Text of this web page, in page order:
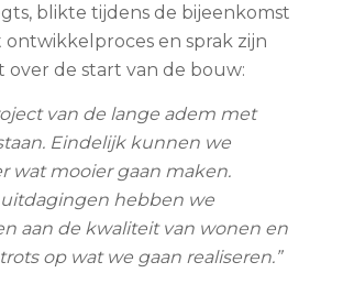
blikte tijdens de bijeenkomst
en sprak zijn
over de start van de bouw:
van de lange adem met
Eindelijk kunnen we
wat mooier gaan maken.
hebben we
aan de kwaliteit van wonen en
op wat we gaan realiseren.”